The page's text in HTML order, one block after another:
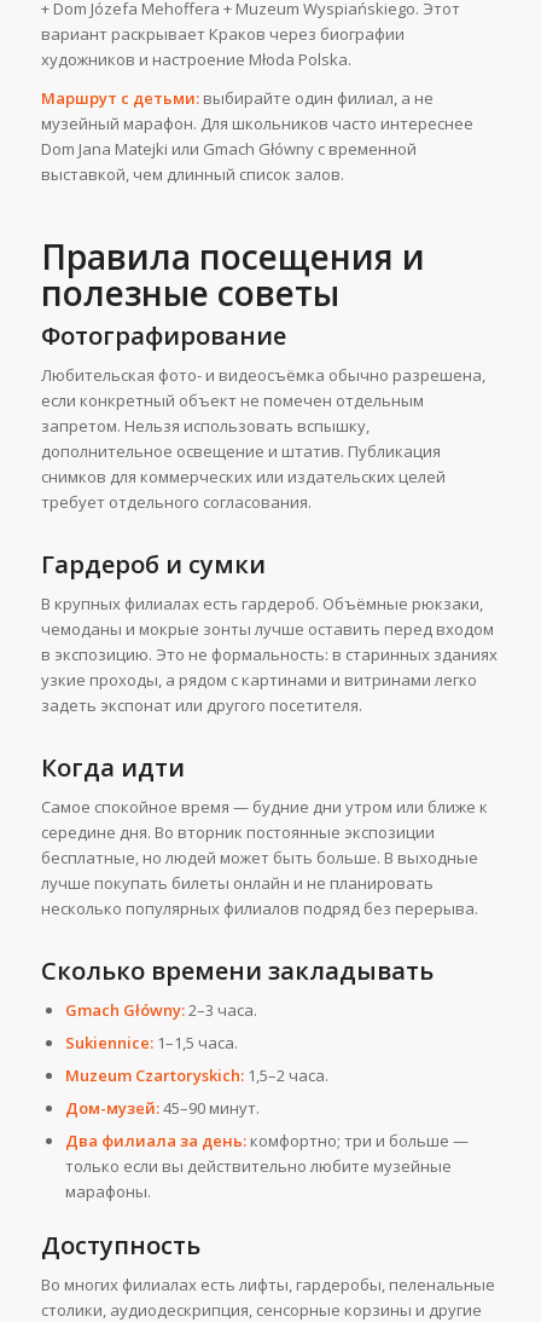
+ Dom Józefa Mehoffera + Muzeum Wyspiańskiego. Этот
вариант раскрывает Краков через биографии
художников и настроение Młoda Polska.
Маршрут с детьми:выбирайте один филиал, а не
музейный марафон. Для школьников часто интереснее
Dom Jana Matejki или Gmach Główny с временной
выставкой, чем длинный список залов.
Правила посещения и
полезные советы
Фотографирование
Любительская фото- и видеосъёмка обычно разрешена,
если конкретный объект не помечен отдельным
запретом. Нельзя использовать вспышку,
дополнительное освещение и штатив. Публикация
снимков для коммерческих или издательских целей
требует отдельного согласования.
Гардероб и сумки
В крупных филиалах есть гардероб. Объёмные рюкзаки,
чемоданы и мокрые зонты лучше оставить перед входом
в экспозицию. Это не формальность: в старинных зданиях
узкие проходы, а рядом с картинами и витринами легко
задеть экспонат или другого посетителя.
Когда идти
Самое спокойное время — будние дни утром или ближе к
середине дня. Во вторник постоянные экспозиции
бесплатные, но людей может быть больше. В выходные
лучше покупать билеты онлайн и не планировать
несколько популярных филиалов подряд без перерыва.
Сколько времени закладывать
Gmach Główny:2–3 часа.
Sukiennice:1–1,5 часа.
Muzeum Czartoryskich:1,5–2 часа.
Дом-музей:45–90 минут.
Два филиала за день:комфортно; три и больше —
только если вы действительно любите музейные
марафоны.
Доступность
Во многих филиалах есть лифты, гардеробы, пеленальные
столики, аудиодескрипция, сенсорные корзины и другие